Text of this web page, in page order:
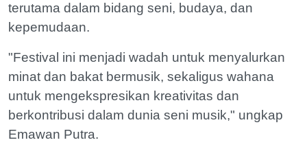
terutama dalam bidang seni, budaya, dan
kepemudaan.
"Festival ini menjadi wadah untuk menyalurkan
minat dan bakat bermusik, sekaligus wahana
untuk mengekspresikan kreativitas dan
berkontribusi dalam dunia seni musik," ungkap
Emawan Putra.